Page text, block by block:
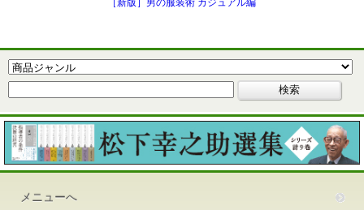
［新版］男の服装術 カジュアル編
メニューへ